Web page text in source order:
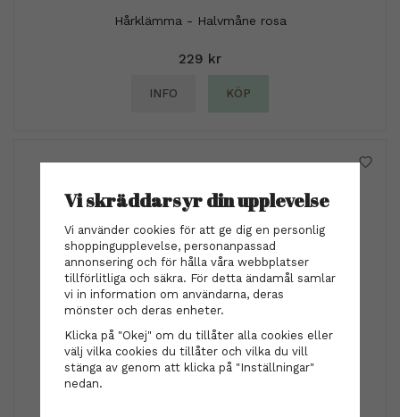
Hårklämma - Halvmåne rosa
229 kr
INFO KÖP
Blomdahl - Ring GT Bezel 18mm, Aquamarine
Vi skräddarsyr din upplevelse
Vi använder cookies för att ge dig en personlig
shoppingupplevelse, personanpassad
annonsering och för hålla våra webbplatser
tillförlitliga och säkra. För detta ändamål samlar
vi in information om användarna, deras
mönster och deras enheter.
Klicka på "Okej" om du tillåter alla cookies eller
välj vilka cookies du tillåter och vilka du vill
stänga av genom att klicka på "Inställningar"
nedan.